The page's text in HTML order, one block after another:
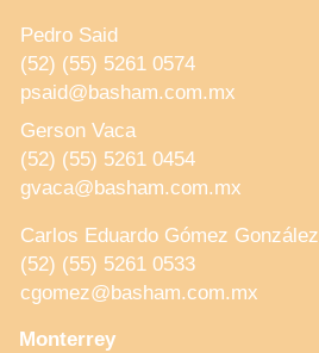
Pedro Said
(52) (55) 5261 0574
psaid@basham.com.mx
Gerson Vaca
(52) (55) 5261 0454
gvaca@basham.com.mx
Carlos Eduardo Gómez González
(52) (55) 5261 0533
cgomez@basham.com.mx
Monterrey